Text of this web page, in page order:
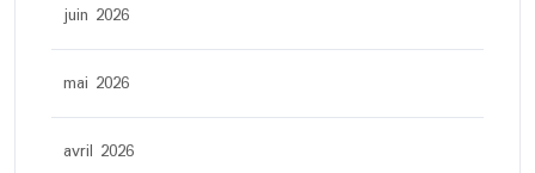
juin 2026
mai 2026
avril 2026